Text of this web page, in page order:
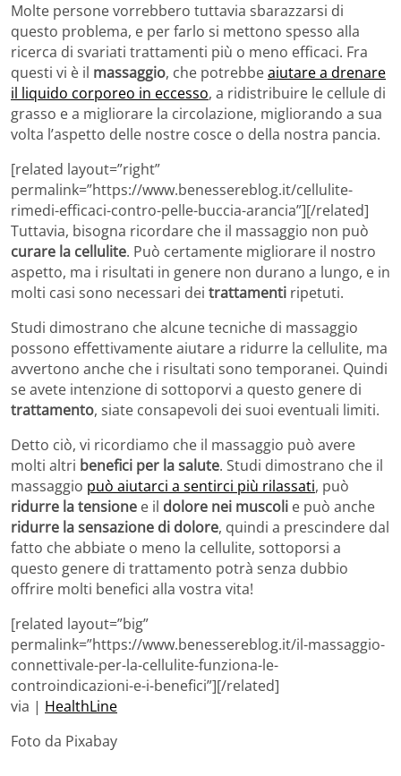
Molte persone vorrebbero tuttavia sbarazzarsi di
questo problema, e per farlo si mettono spesso alla
ricerca di svariati trattamenti più o meno efficaci. Fra
questi vi è il massaggio, che potrebbeaiutare a drenare
il liquido corporeo in eccesso, a ridistribuire le cellule di
grasso e a migliorare la circolazione, migliorando a sua
volta l’aspetto delle nostre cosce o della nostra pancia.
[related layout=”right”
permalink=”https://www.benessereblog.it/cellulite-
rimedi-efficaci-contro-pelle-buccia-arancia”][/related]
Tuttavia, bisogna ricordare che il massaggio non può
curare la cellulite. Può certamente migliorare il nostro
aspetto, ma i risultati in genere non durano a lungo, e in
molti casi sono necessari dei trattamenti ripetuti.
Studi dimostrano che alcune tecniche di massaggio
possono effettivamente aiutare a ridurre la cellulite, ma
avvertono anche che i risultati sono temporanei. Quindi
se avete intenzione di sottoporvi a questo genere di
trattamento, siate consapevoli dei suoi eventuali limiti.
Detto ciò, vi ricordiamo che il massaggio può avere
molti altri benefici per la salute. Studi dimostrano che il
massaggio può aiutarci a sentirci più rilassati, può
ridurre la tensione e il dolore nei muscoli e può anche
ridurre la sensazione di dolore, quindi a prescindere dal
fatto che abbiate o meno la cellulite, sottoporsi a
questo genere di trattamento potrà senza dubbio
offrire molti benefici alla vostra vita!
[related layout=”big”
permalink=”https://www.benessereblog.it/il-massaggio-
connettivale-per-la-cellulite-funziona-le-
controindicazioni-e-i-benefici”][/related]
via | HealthLine
Foto da Pixabay